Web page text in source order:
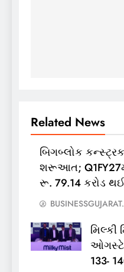
Related News
બિગબ્લોક
શરૂઆત;
રૂ. 79.14
મિલ્કી
ઓગસ્ટે
133-